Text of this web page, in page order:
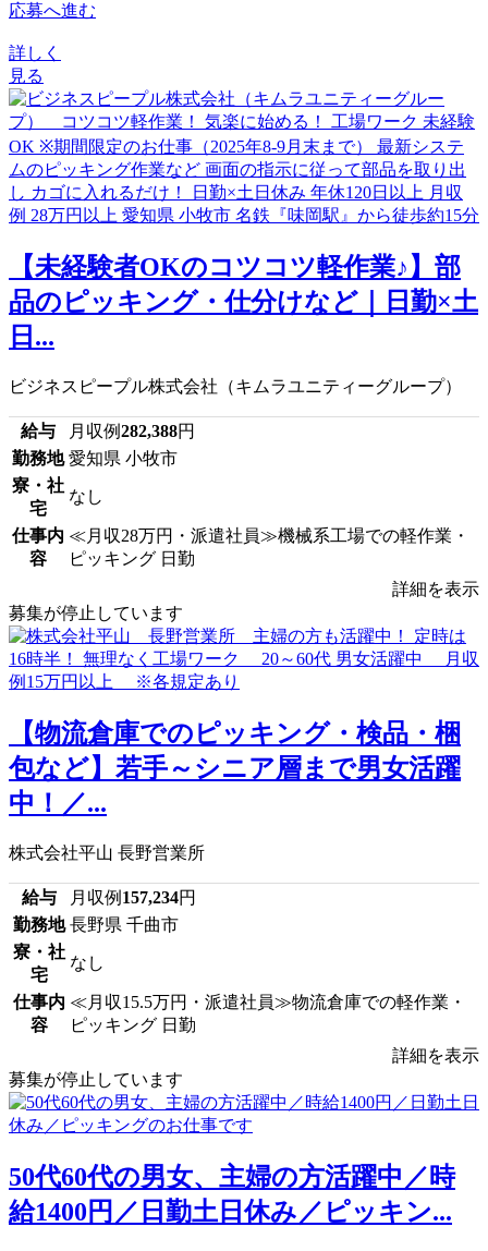
応募へ進む
詳しく
見る
【未経験者OKのコツコツ軽作業♪】部
品のピッキング・仕分けなど｜日勤×土
日...
ビジネスピープル株式会社（キムラユニティーグループ）
給与 月収例282,388円
勤務地 愛知県 小牧市
寮・社
宅
なし
仕事内
容
≪月収28万円・派遣社員≫機械系工場での軽作業・
ピッキング 日勤
詳細を表示
募集が停止しています
【物流倉庫でのピッキング・検品・梱
包など】若手～シニア層まで男女活躍
中！／...
株式会社平山 長野営業所
給与 月収例 157,234円
勤務地 長野県 千曲市
寮・社
宅
なし
仕事内
容
≪月収15.5万円・派遣社員≫物流倉庫での軽作業・
ピッキング 日勤
詳細を表示
募集が停止しています
50代60代の男女、主婦の方活躍中／時
給1400円／日勤土日休み／ピッキン...